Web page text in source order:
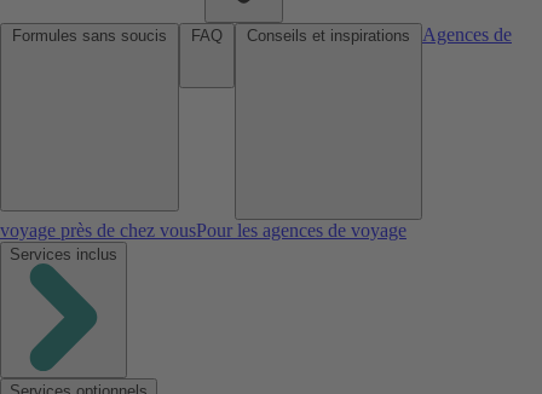
Agences de
voyage près de chez vousPour les agences de voyage
Services inclus